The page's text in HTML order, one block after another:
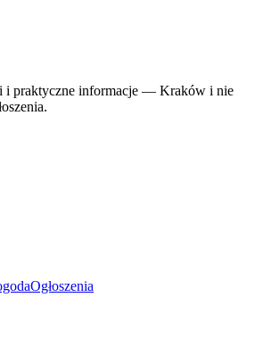
i praktyczne informacje — Kraków i nie
Ogłoszenia